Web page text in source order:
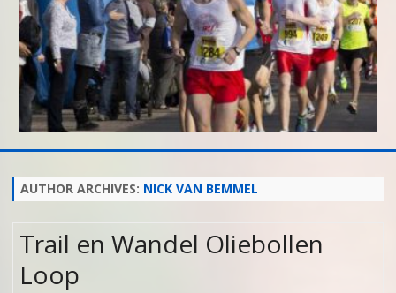
to
content
AUTHOR ARCHIVES: NICK VAN BEMMEL
Trail en Wandel Oliebollen
Loop